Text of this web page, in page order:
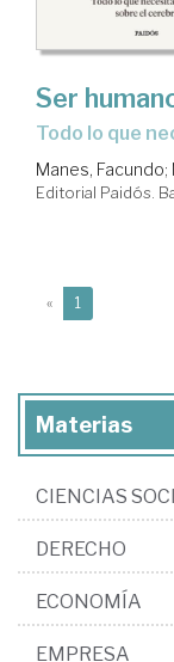
Ser
todo lo que
Manes, Facundo;
Editorial Paidós.
« 1
Materias
CIENCIAS
DERECHO
ECONOMÍA
EMPRESA